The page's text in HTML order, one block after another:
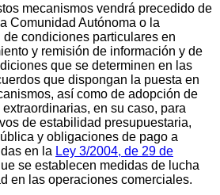
mecanismos vendrá precedido de
Comunidad Autónoma o la
condiciones particulares en
y remisión de información y de
que se determinen en las
que dispongan la puesta en
así como de adopción de
en su caso, para
de estabilidad presupuestaria,
y obligaciones de pago a
en la Ley 3/2004, de 29 de
se establecen medidas de lucha
en las operaciones comerciales.